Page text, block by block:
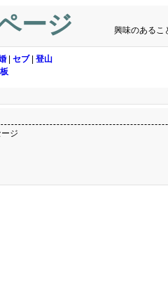
ージ 興味のあるこ
セブ| 登山
ジ